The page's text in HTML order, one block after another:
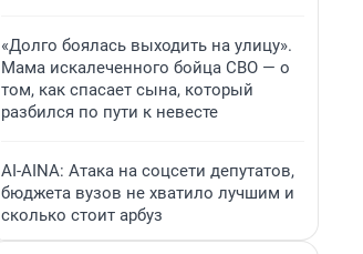
«Долго боялась выходить на улицу».
Мама искалеченного бойца СВО — о
том, как спасает сына, который
разбился по пути к невесте
AI-AINA: Атака на соцсети депутатов,
бюджета вузов не хватило лучшим и
сколько стоит арбуз